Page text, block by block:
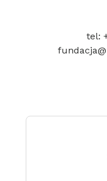
tel: